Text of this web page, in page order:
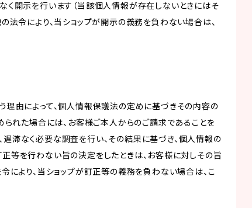
く開示を行います（当該個人情報が存在しないときにはそ
法令により、当ショップが開示の義務を負わない場合は、
理由によって、個人情報保護法の定めに基づきその内容の
られた場合には、お客様ご本人からのご請求であることを
滞なく必要な調査を行い、その結果に基づき、個人情報の
等を行わない旨の決定をしたときは、お客様に対しその旨
により、当ショップが訂正等の義務を負わない場合は、こ